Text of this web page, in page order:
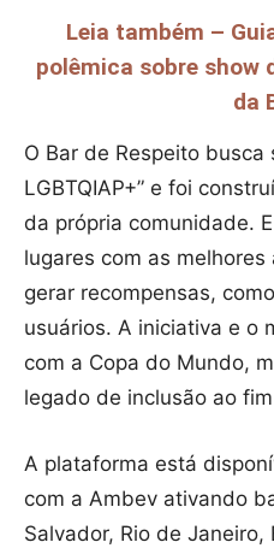
Leia também –
polêmica sobre show
da
O Bar de Respeito busca
LGBTQIAP+” e foi
da própria comunidade.
lugares com as
gerar recompensas,
usuários. A iniciativa e o
com a Copa do Mundo,
legado de inclusão ao
A plataforma está
com a Ambev ativando
Salvador, Rio de Janeiro,